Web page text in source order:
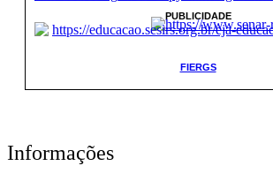
PUBLICIDADE
FIERGS
Informações